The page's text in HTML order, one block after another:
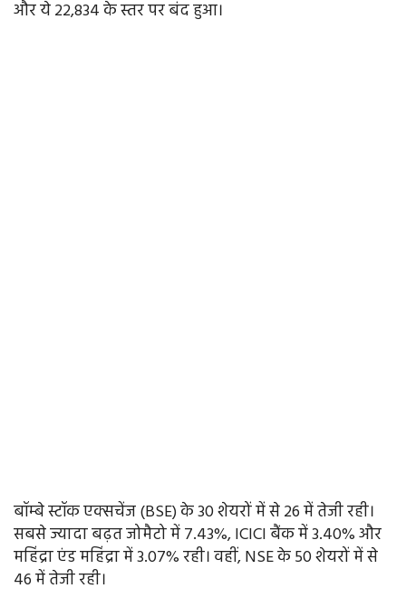
और ये 22,834 के स्तर पर बंद हुआ।
बॉम्बे स्टॉक एक्सचेंज (BSE) के 30 शेयरों में से 26 में तेजी रही।
सबसे ज्यादा बढ़त जोमैटो में 7.43%, ICICI बैंक में 3.40% और
महिंद्रा एंड महिंद्रा में 3.07% रही। वहीं, NSE के 50 शेयरों में से
46 में तेजी रही।